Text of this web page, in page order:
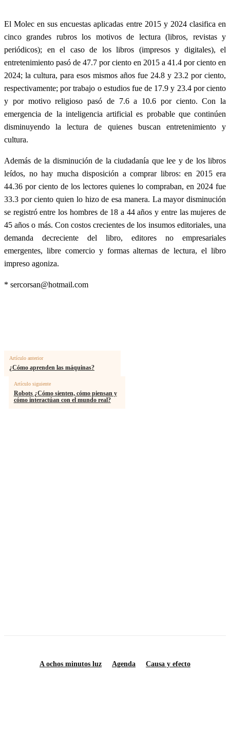
El Molec en sus encuestas aplicadas entre 2015 y 2024 clasifica en
cinco grandes rubros los motivos de lectura (libros, revistas y
periódicos); en el caso de los libros (impresos y digitales), el
entretenimiento pasó de 47.7 por ciento en 2015 a 41.4 por ciento en
2024; la cultura, para esos mismos años fue 24.8 y 23.2 por ciento,
respectivamente; por trabajo o estudios fue de 17.9 y 23.4 por ciento
y por motivo religioso pasó de 7.6 a 10.6 por ciento. Con la
emergencia de la inteligencia artificial es probable que continúen
disminuyendo la lectura de quienes buscan entretenimiento y
cultura.
Además de la disminución de la ciudadanía que lee y de los libros
leídos, no hay mucha disposición a comprar libros: en 2015 era
44.36 por ciento de los lectores quienes lo compraban, en 2024 fue
33.3 por ciento quien lo hizo de esa manera. La mayor disminución
se registró entre los hombres de 18 a 44 años y entre las mujeres de
45 años o más. Con costos crecientes de los insumos editoriales, una
demanda decreciente del libro, editores no empresariales
emergentes, libre comercio y formas alternas de lectura, el libro
impreso agoniza.
* sercorsan@hotmail.com
Artículo anterior
¿Cómo aprenden las máquinas?
Artículo siguiente
Robots ¿Cómo sienten, cómo piensan y
cómo interactúan con el mundo real?
A ochos minutos luz Agenda Causa y efecto